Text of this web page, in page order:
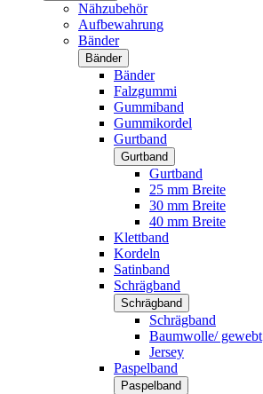
Nähzubehör
Aufbewahrung
Bänder
Bänder
Bänder
Falzgummi
Gummiband
Gummikordel
Gurtband
Gurtband
Gurtband
25 mm Breite
30 mm Breite
40 mm Breite
Klettband
Kordeln
Satinband
Schrägband
Schrägband
Schrägband
Baumwolle/ gewebt
Jersey
Paspelband
Paspelband